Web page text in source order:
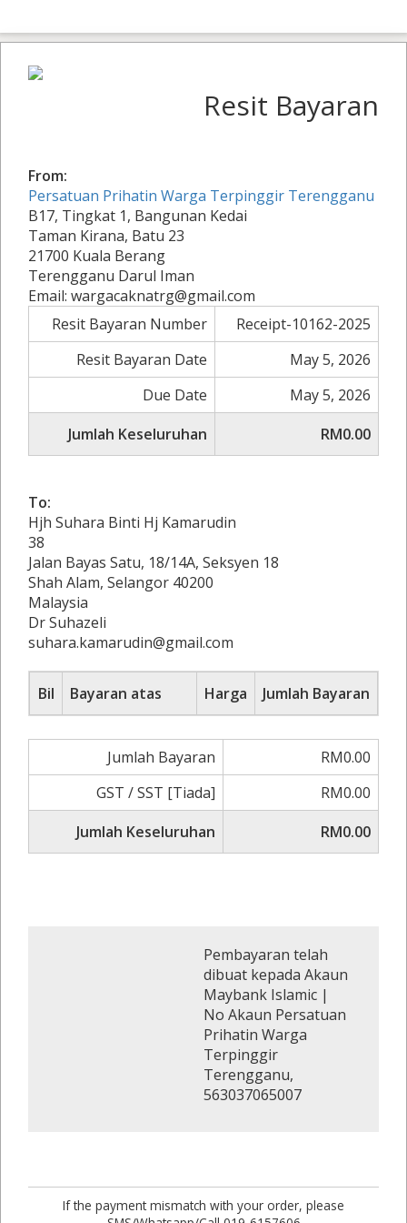
Resit Bayaran
From:
Persatuan Prihatin Warga Terpinggir Terengganu
B17, Tingkat 1, Bangunan Kedai
Taman Kirana, Batu 23
21700 Kuala Berang
Terengganu Darul Iman
Email: wargacaknatrg@gmail.com
Resit Bayaran Number
Receipt-10162-2025
Resit Bayaran Date
May 5, 2026
Due Date
May 5, 2026
Jumlah Keseluruhan
RM0.00
To:
Hjh Suhara Binti Hj Kamarudin
38
Jalan Bayas Satu, 18/14A, Seksyen 18
Shah Alam, Selangor 40200
Malaysia
Dr Suhazeli
suhara.kamarudin@gmail.com
Bil Bayaran atas Harga Jumlah Bayaran
Jumlah Bayaran
RM0.00
GST / SST [Tiada]
RM0.00
Jumlah Keseluruhan
RM0.00
Pembayaran telah
dibuat kepada Akaun
Maybank Islamic |
No Akaun Persatuan
Prihatin Warga
Terpinggir
Terengganu,
563037065007
If the payment mismatch with your order, please